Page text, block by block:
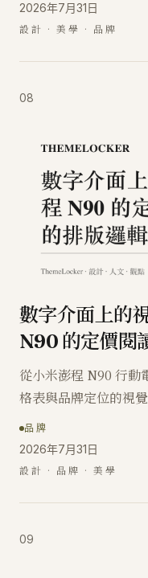
2026年7月31日
設計 · 美學 · 品牌
08
數字介面上的
N90 的定價閱
從小米澎程 N90 行動
格表與品牌定位的視
品牌
2026年7月31日
設計 · 品牌 · 美學
09